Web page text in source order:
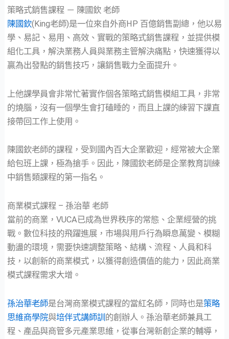
策略式銷售課程 － 陳國欽 老師
陳國欽(King老師)是一位來自外商HP 百億銷售副總，他以易
學、易記、易用、高效、實戰的策略式銷售課程，並提供模
組化工具，解決業務人員與業務主管解決痛點，快速獲得以
贏為出發點的銷售技巧，讓銷售戰力全面提升。
上他課學員會非常忙著實作個各策略式銷售模組工具，非常
的燒腦，沒有一個學生會打磕睡的，而且上課的練習下課直
接帶回工作上使用。
陳國欽老師的課程，受到國內百大企業歡迎，經常被大企業
給包班上課，極為搶手。因此，陳國欽老師是企業教育訓練
中銷售類課程的第一指名。
商業模式課程 – 孫治華 老師
當前的商業，VUCA已成為世界秩序的常態、企業經營的挑
戰。數位科技的飛躍進展，市場與用戶行為瞬息萬變、模糊
動盪的環境，需要快速調整策略、結構、流程、人員和科
技，以創新的商業模式，以獲得創造價值的能力，因此商業
模式課程需求大增。
孫治華老師是台灣商業模式課程的當紅名師，同時也是策略
思維商學院與培伴式講師訓 的創辦人。孫治華老師兼具工
程、產品與商管多元產業思維，從事台灣新創企業的輔導，